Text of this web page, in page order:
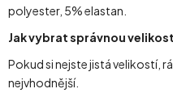
polyester, 5% elastan.
Jak vybrat správnou velikost
Pokud si nejste jistá velikostí,
nejvhodnější.